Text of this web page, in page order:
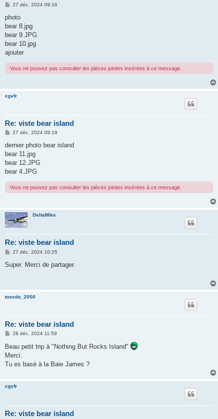
M
s
a
g
27 déc. 2024 09:16
photo
bear 8.jpg
bear 9.JPG
bear 10.jpg
ajouter
Vous ne pouvez pas consulter les pièces jointes insérées à ce message.
cgvfr
Re: viste bear island
M
s
a
g
27 déc. 2024 09:19
dernier photo bear island
bear 11.jpg
bear 12.JPG
bear 4.JPG
Vous ne pouvez pas consulter les pièces jointes insérées à ce message.
DeltaMike
Re: viste bear island
M
s
s
27 déc. 2024 10:25
Super. Merci de partager.
toxedo_2000
Re: viste bear island
M
s
s
a
g
e
28 déc. 2024 11:59
Beau petit trip à "Nothing But Rocks Island"
Merci.
Tu es basé à la Baie James ?
cgvfr
Re: viste bear island